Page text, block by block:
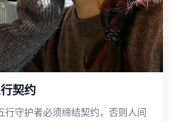
契约
行守护者必须缔结契约，否则人间